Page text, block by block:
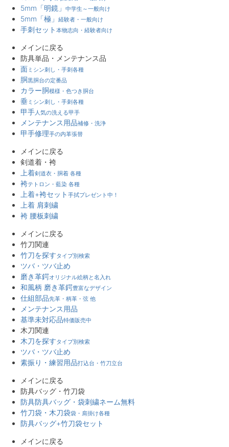
5mm「明鏡」 中学生～一般向け
5mm「極」 経験者・一般向け
手刺セット 本物志向・経験者向け
メインに戻る
防具単品・メンテナンス品
面 ミシン刺し・手刺各種
胴黒胴台の定番品
カラー胴模様・色つき胴台
垂 ミシン刺し・手刺各種
甲手 人気の洗える甲手
メンテナンス用品補修・洗浄
甲手修理手の内革張替
メインに戻る
剣道着・袴
上着剣道衣・胴着 各種
袴テトロン・藍染 各種
上着+袴セット 手拭プレゼント中！
上着 肩刺繍
袴 腰板刺繍
メインに戻る
竹刀関連
竹刀を探すタイプ別検索
ツバ・ツバ止め
磨き革鍔オリジナル絵柄と名入れ
和風柄 磨き革鍔豊富なデザイン
仕組部品先革・柄革・弦 他
メンテナンス用品
基準未対応品特価販売中
木刀関連
木刀を探すタイプ別検索
ツバ・ツバ止め
素振り・練習用品打込台・竹刀立台
メインに戻る
防具バッグ・竹刀袋
防具防具バッグ・袋刺繍ネーム無料
竹刀袋・木刀袋袋・肩掛け各種
防具バッグ+竹刀袋セット
メインに戻る